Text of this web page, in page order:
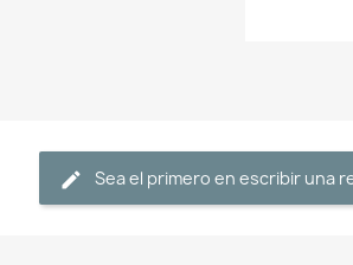
Sea el primero en escribir una